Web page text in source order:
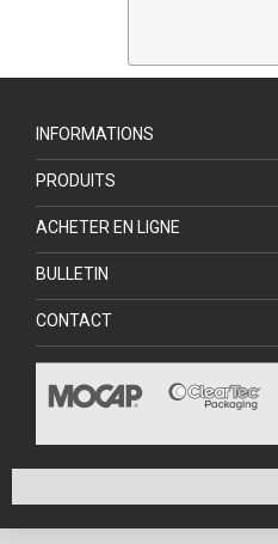
INFORMATIONS
PRODUITS
ACHETER EN LIGNE
BULLETIN
CONTACT